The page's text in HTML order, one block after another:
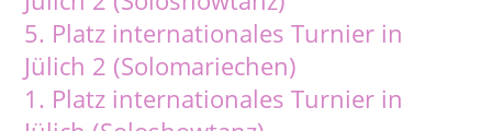
5. Platz internationales Turnier in
Jülich 2 (Solomariechen)
1. Platz internationales Turnier in